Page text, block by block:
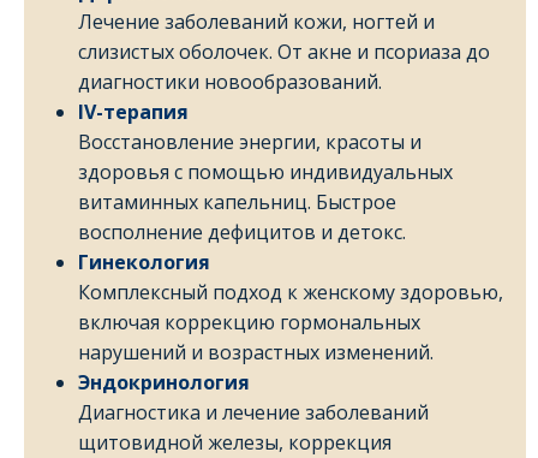
Лечение заболеваний кожи, ногтей и
слизистых оболочек. От акне и псориаза до
диагностики новообразований.
IV-терапия
Восстановление энергии, красоты и
здоровья с помощью индивидуальных
витаминных капельниц. Быстрое
восполнение дефицитов и детокс.
Гинекология
Комплексный подход к женскому здоровью,
включая коррекцию гормональных
нарушений и возрастных изменений.
Эндокринология
Диагностика и лечение заболеваний
щитовидной железы, коррекция